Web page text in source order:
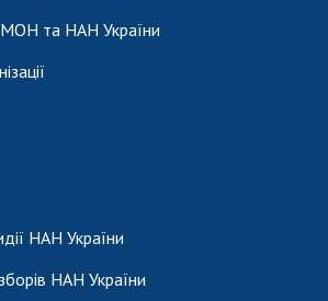
МОН та НАН України
НАН України
НАН України